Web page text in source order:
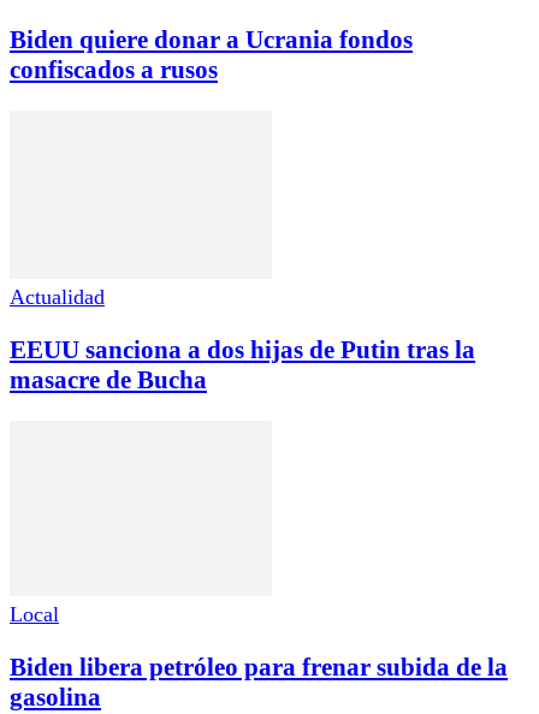
Biden quiere donar a Ucrania fondos
confiscados a rusos
Actualidad
EEUU sanciona a dos hijas de Putin tras la
masacre de Bucha
Local
Biden libera petróleo para frenar subida de la
gasolina